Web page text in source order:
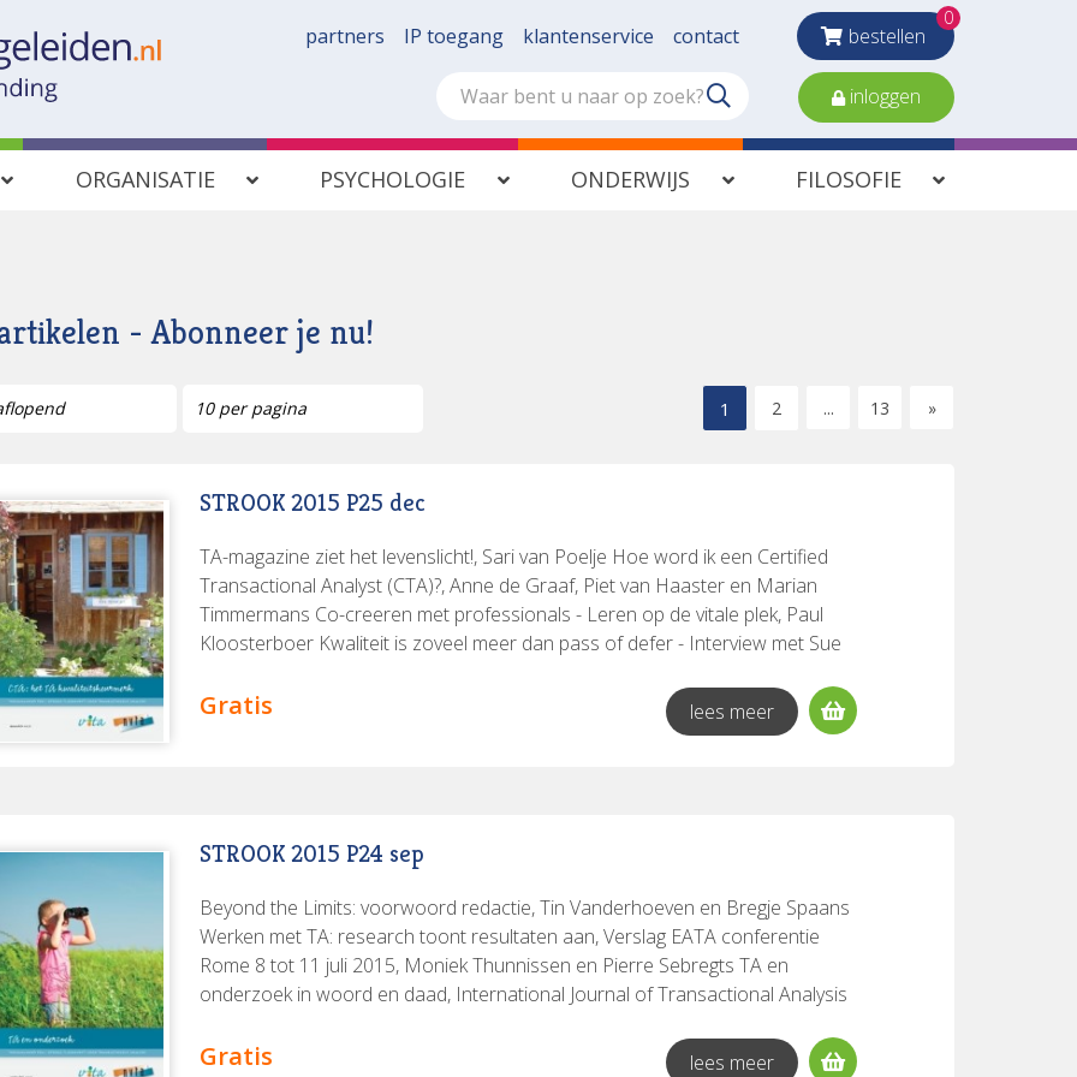
partners IP toegang klantenservice contact bestellen
0
inloggen
ORGANISATIE PSYCHOLOGIE ONDERWIJS FILOSOFIE
- Abonneer je nu!
1 2 ... 13 »
STROOK 2015 P25 dec
TA-magazine ziet het levenslicht!, Sari van Poelje Hoe word ik een Certified
Transactional Analyst (CTA)?, Anne de Graaf, Piet van Haaster en Marian
Timmermans Co-creeren met professionals - Leren op de vitale plek, Paul
Kloosterboer Kwaliteit is zoveel meer dan pass of defer - Interview met Sue
Had ik maar… Ethische code in de TA-praktijk, Piet van Haaster CTA
ervaringen, Esther Cohen, Pierre Sebregts, Monica Cox en Liesbeth de Jong
Gratis lees meer
STROOK 2015 P24 sep
Beyond the Limits: voorwoord redactie, Tin Vanderhoeven en Bregje Spaans
Werken met TA: research toont resultaten aan, Verslag EATA conferentie
Rome 8 tot 11 juli 2015, Moniek Thunnissen en Pierre Sebregts TA en
onderzoek in woord en daad, International Journal of Transactional Analysis
kan TA opleveren bij leerlingen die hun schooloverstap maken?, Trudi Newton
Gratis lees meer